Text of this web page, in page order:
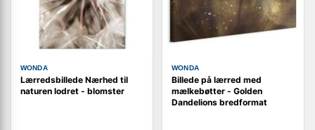
WONDA
Lærredsbillede Nærhed til
naturen lodret - blomster
WONDA
Billede på lærred med
mælkebøtter - Golden
Dandelions bredformat